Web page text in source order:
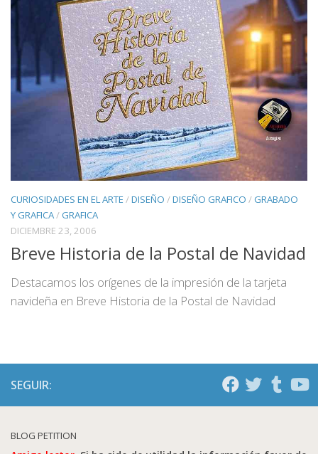
CURIOSIDADES EN EL ARTE /DISEÑO /DISEÑO GRAFICO / GRABADO
Y GRAFICA/ GRAFICA
DICIEMBRE 23, 2006
Breve Historia de la Postal de Navidad
Destacamos los orígenes de la impresión de la tarjeta
navideña en Breve Historia de la Postal de Navidad
SEGUIR:
BLOG PETITION